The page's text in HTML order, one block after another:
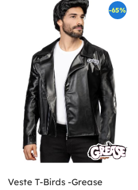
-65%
Veste T-Birds -Grease